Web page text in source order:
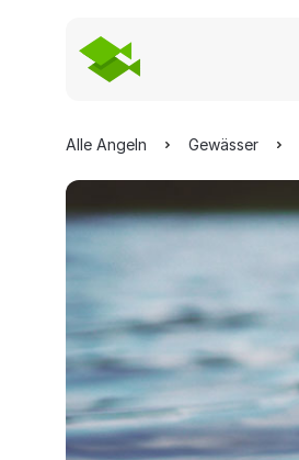
Alle Angeln Gewässer